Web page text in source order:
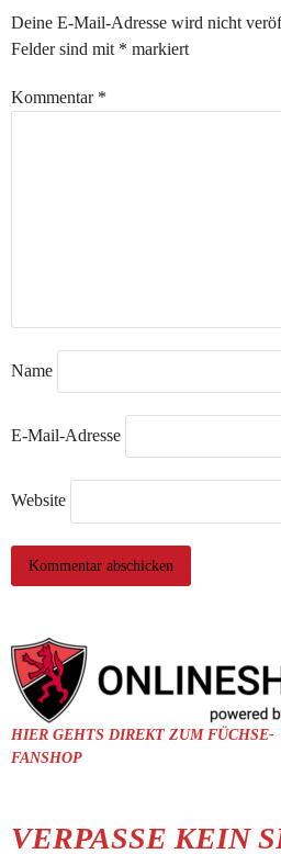
Deine E-Mail-Adresse wird nicht
Felder sind mit * markiert
Kommentar *
Name
E-Mail-Adresse
Website
HIER GEHTS DIREKT ZUM FÜCHSE-
FANSHOP
VERPASSE KEIN